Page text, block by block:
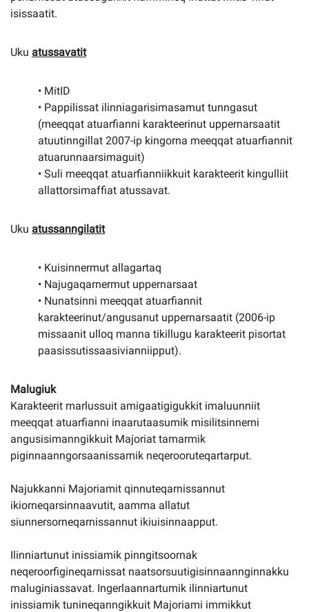
isissaatit.
Uku atussavatit
• MitID
• Pappilissat ilinniagarisimasamut tunngasut
(meeqqat atuarfianni karakteerinut uppernarsaatit
atuutinngillat 2007-ip kingorna meeqqat atuarfiannit
atuarunnaarsimaguit)
• Suli meeqqat atuarfianniikkuit karakteerit kingulliit
allattorsimaffiat atussavat.
Uku atussanngilatit
• Kuisinnermut allagartaq
• Najugaqarnermut uppernarsaat
• Nunatsinni meeqqat atuarfiannit
karakteerinut/angusanut uppernarsaatit (2006-ip
missaanit ulloq manna tikillugu karakteerit pisortat
paasissutissaasivianniipput).
Malugiuk
Karakteerit marlussuit amigaatigigukkit imaluunniit
meeqqat atuarfianni inaarutaasumik misilitsinnerni
angusisimanngikkuit Majoriat tamarmik
piginnaanngorsaanissamik neqerooruteqartarput.
Najukkanni Majoriamit qinnuteqarnissannut
ikiorneqarsinnaavutit, aamma allatut
siunnersorneqarnissannut ikiuisinnaapput.
Ilinniartunut inissiamik pinngitsoornak
neqeroorfigineqarnissat naatsorsuutigisinnaannginnakku
maluginiassavat. Ingerlaannartumik ilinniartunut
inissiamik tunineqanngikkuit Majoriami immikkut